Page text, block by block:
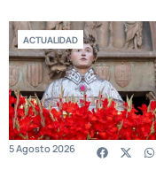
ACTUALIDAD
5 Agosto 2026